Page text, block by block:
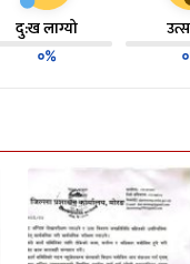
दु:ख लाग्यो
०%